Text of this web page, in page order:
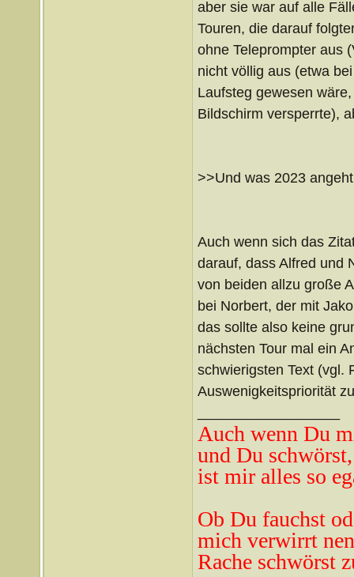
aber sie war auf alle
Touren, die darauf
ohne Teleprompter aus
nicht völlig aus (etwa
Laufsteg gewesen
Bildschirm versperrte),
>>Und was 2023
Auch wenn sich das
darauf, dass Alfred und
von beiden allzu große
bei Norbert, der mit
das sollte also keine
nächsten Tour mal ein
schwierigsten Text (vgl.
Auswenigkeitspriorität
Auch wenn Du
und Du
ist mir alles so
Ob Du fauchst
mich verwirrt ne
Rache schwörst